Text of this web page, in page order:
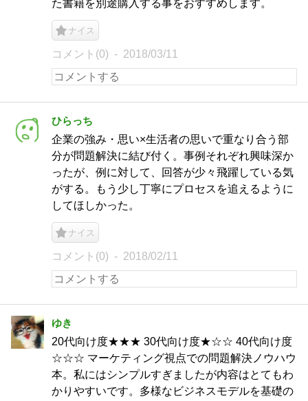
た書籍を別途購入する事をおすすめします。
ナイス
コメント(0) 2018/03/11
ひらっち
企業の強み・思い×生活者の思いで重なり合う部
分が問題解決に結び付く。事例それぞれ興味深か
ったが、例に対して、回答が少々飛躍している気
がする。もう少し丁寧にプロセスを追えるように
してほしかった。
ナイス
コメント(0) 2018/02/11
ゆき
20代向け度★★★ 30代向け度★☆☆ 40代向け度
☆☆☆ マーケティング視点での問題解決ノウハウ
本。私にはシンプルすぎましたが内容はとてもわ
かりやすいです。多様なビジネスモデルを基礎の